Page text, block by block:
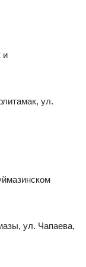
и
ул.
ул. Чапаева,